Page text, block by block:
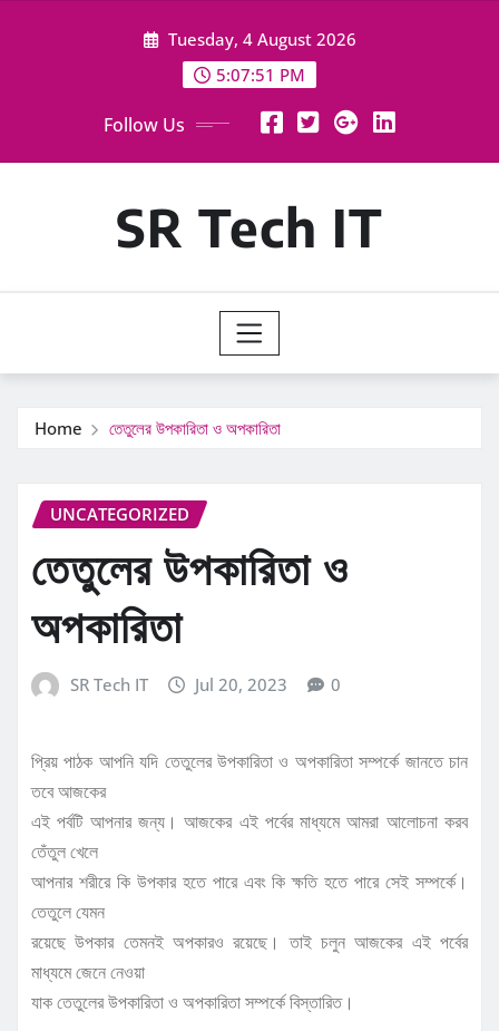
Tuesday, 4 August 2026
5:07:52 PM
Follow Us
SR Tech IT
Home তেতুলের উপকারিতা ও অপকারিতা
UNCATEGORIZED
তেতুলের উপকারিতা ও
অপকারিতা
SR Tech IT Jul 20, 2023 0
প্রিয় পাঠক আপনি যদি তেতুলের উপকারিতা ও অপকারিতা সম্পর্কে জানতে চান
তবে আজকের
এই পর্বটি আপনার জন্য। আজকের এই পর্বের মাধ্যমে আমরা আলোচনা করব
তেঁতুল খেলে
আপনার শরীরে কি উপকার হতে পারে এবং কি ক্ষতি হতে পারে সেই সম্পর্কে।
তেতুলে যেমন
রয়েছে উপকার তেমনই অপকারও রয়েছে। তাই চলুন আজকের এই পর্বের
মাধ্যমে জেনে নেওয়া
যাক তেতুলের উপকারিতা ও অপকারিতা সম্পর্কে বিস্তারিত।